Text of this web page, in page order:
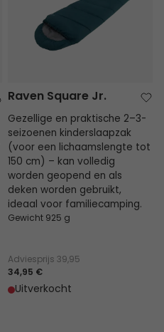
Raven Square Jr.
Gezellige en praktische 2–3-
seizoenen kinderslaapzak
(voor een lichaamslengte tot
150 cm) – kan volledig
worden geopend en als
deken worden gebruikt,
ideaal voor familiecamping.
Gewicht 925 g
Adviesprijs 39,95
34,95 €
Uitverkocht